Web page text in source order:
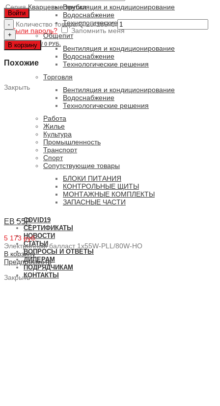
Войти
Забыли пароль? Запомнить меня
0ПУНКТОВ / 0 РУБ.
Вентиляция и кондиционирование
Водоснабжение
Технологические решения
Общепит
Вентиляция и кондиционирование
Водоснабжение
Технологические решения
Торговля
Вентиляция и кондиционирование
Водоснабжение
Технологические решения
Работа
Жилье
Культура
Промышленность
Транспорт
Спорт
Сопутствующие товары
БЛОКИ ПИТАНИЯ
КОНТРОЛЬНЫЕ ЩИТЫ
МОНТАЖНЫЕ КОМПЛЕКТЫ
ЗАПАСНЫЕ ЧАСТИ
COVID19
СЕРТИФИКАТЫ
НОВОСТИ
СТАТЬИ
ВОПРОСЫ И ОТВЕТЫ
ДИЛЕРАМ
ПОДРЯДЧИКАМ
КОНТАКТЫ
Серия Кварцевые трубки
Количество товара Q 25-185-C
В корзину
Похожие
Закрыть
EB 55P
5 173 руб.
Электронный балласт 1x55W-PLL/80W-HO
В корзину
Предпросмотр
Закрыть